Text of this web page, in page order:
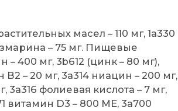
масел – 110 мг, 1a330
– 75 мг. Пищевые
– 400 мг, 3b612 (цинк – 80 мг),
В2 – 20 мг, 3a314 ниацин – 200 мг,
3a316 фолиевая кислота – 7 мг,
витамин D3 – 800 МЕ, 3a700